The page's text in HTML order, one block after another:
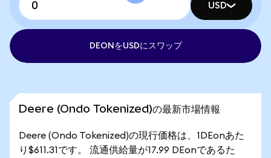
USD
DEONをUSDにスワップ
Deere (Ondo Tokenized)の最新市場情報
Deere (Ondo Tokenized)の現行価格は、1DEonあた
り$611.31です。 流通供給量が17.99 DEonであるた